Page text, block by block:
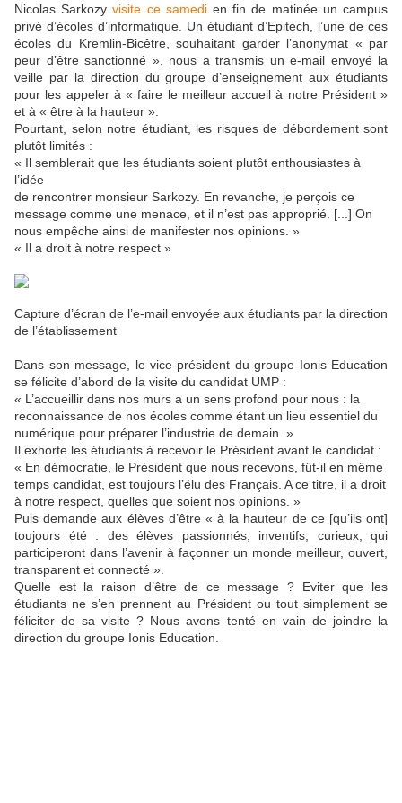
Nicolas Sarkozyvisite ce samedien fin de matinée un campus
privé d’écoles d’informatique. Un étudiant d’Epitech, l’une de ces
écoles du Kremlin-Bicêtre, souhaitant garder l’anonymat « par
peur d’être sanctionné », nous a transmis un e-mail envoyé la
veille par la direction du groupe d’enseignement aux étudiants
pour les appeler à « faire le meilleur accueil à notre Président »
et à « être à la hauteur ».
Pourtant, selon notre étudiant, les risques de débordement sont
plutôt limités :
« Il semblerait que les étudiants soient plutôt enthousiastes à
l’idée
de rencontrer monsieur Sarkozy. En revanche, je perçois ce
message comme une menace, et il n’est pas approprié. [...] On
nous empêche ainsi de manifester nos opinions. »
« Il a droit à notre respect »
Capture d’écran de l’e-mail envoyée aux étudiants par la direction
de l’établissement
Dans son message, le vice-président du groupe Ionis Education
se félicite d’abord de la visite du candidat UMP :
« L’accueillir dans nos murs a un sens profond pour nous : la
reconnaissance de nos écoles comme étant un lieu essentiel du
numérique pour préparer l’industrie de demain. »
Il exhorte les étudiants à recevoir le Président avant le candidat :
« En démocratie, le Président que nous recevons, fût-il en même
temps candidat, est toujours l’élu des Français. A ce titre, il a droit
à notre respect, quelles que soient nos opinions. »
Puis demande aux élèves d’être « à la hauteur de ce [qu’ils ont]
toujours été : des élèves passionnés, inventifs, curieux, qui
participeront dans l’avenir à façonner un monde meilleur, ouvert,
transparent et connecté ».
Quelle est la raison d’être de ce message ? Eviter que les
étudiants ne s’en prennent au Président ou tout simplement se
féliciter de sa visite ? Nous avons tenté en vain de joindre la
direction du groupe Ionis Education.